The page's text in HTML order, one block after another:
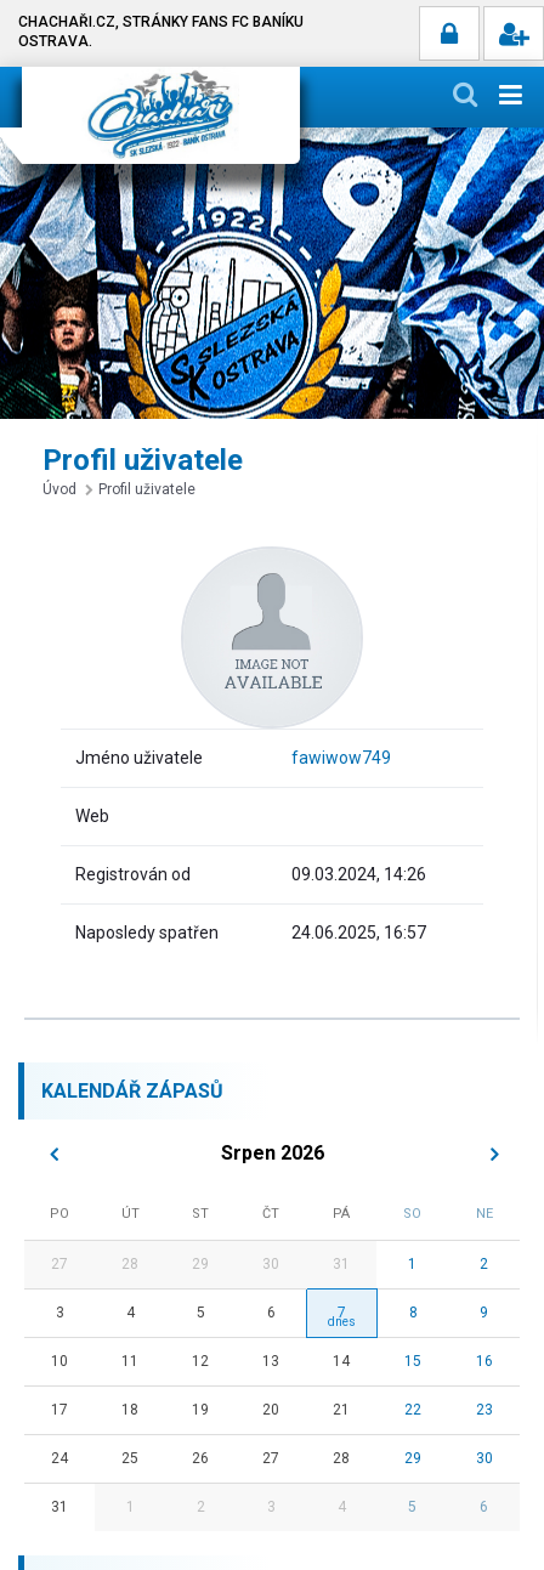
CHACHAŘI.CZ, STRÁNKY FANS FC BANÍKU
OSTRAVA.
Profil uživatele
Úvod Profil uživatele
Jméno uživatele fawiwow749
Web
Registrován od 09.03.2024, 14:26
Naposledy spatřen 24.06.2025, 16:57
KALENDÁŘ ZÁPASŮ
Srpen 2026
PO ÚT ST ČT PÁ SO NE
27 28 29 30 31 1 2
3 4 5 6 7 8 9
10 11 12 13 14 15 16
17 18 19 20 21 22 23
24 25 26 27 28 29 30
31 1 2 3 4 5 6